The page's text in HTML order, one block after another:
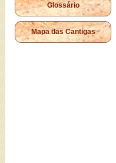
Glossário
Mapa das Cantigas